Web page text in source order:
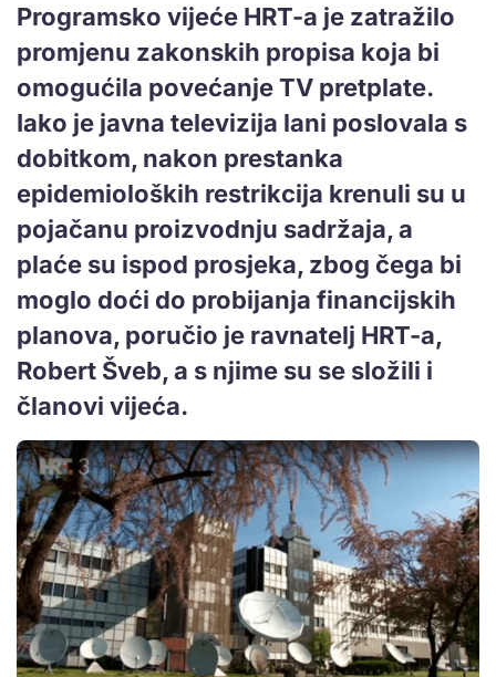
Programsko vijeće HRT-a je zatražilo
promjenu zakonskih propisa koja bi
omogućila povećanje TV pretplate.
Iako je javna televizija lani poslovala s
dobitkom, nakon prestanka
epidemioloških restrikcija krenuli su u
pojačanu proizvodnju sadržaja, a
plaće su ispod prosjeka, zbog čega bi
moglo doći do probijanja financijskih
planova, poručio je ravnatelj HRT-a,
Robert Šveb, a s njime su se složili i
članovi vijeća.